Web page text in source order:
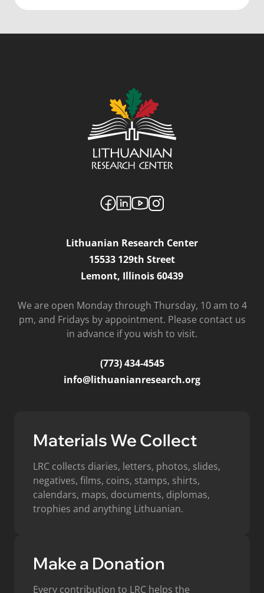
Lithuanian Research Center
15533 129th Street
Lemont, Illinois 60439
We are open Monday through Thursday, 10 am to 4
pm, and Fridays by appointment. Please contact us
in advance if you wish to visit.
(773) 434-4545
info@lithuanianresearch.org
Materials We Collect
LRC collects diaries, letters, photos, slides,
negatives, films, coins, stamps, shirts,
calendars, maps, documents, diplomas,
trophies and anything Lithuanian.
Make a Donation
Every contribution to LRC helps the